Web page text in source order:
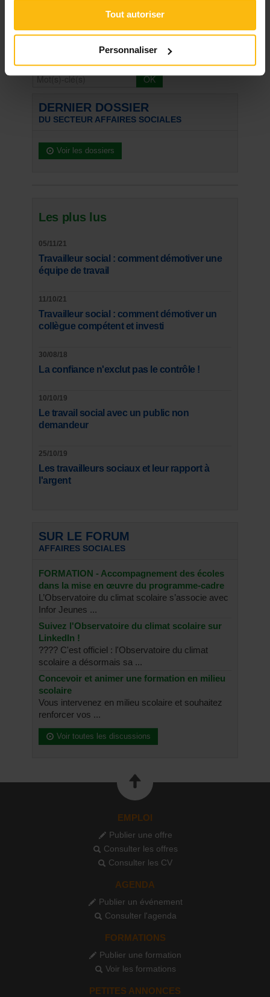
Tout autoriser
Personnaliser
Signaler
« Retour
Rechercher
DERNIER DOSSIER
DU SECTEUR AFFAIRES SOCIALES
Voir les dossiers
Les plus lus
05/11/21
Travailleur social : comment démotiver une
équipe de travail
11/10/21
Travailleur social : comment démotiver un
collègue compétent et investi
30/08/18
La confiance n'exclut pas le contrôle !
10/10/19
Le travail social avec un public non
demandeur
25/10/19
Les travailleurs sociaux et leur rapport à
l'argent
SUR LE FORUM
AFFAIRES SOCIALES
FORMATION - Accompagnement des écoles
dans la mise en œuvre du programme-cadre
L’Observatoire du climat scolaire s’associe avec
Infor Jeunes ...
Suivez l'Observatoire du climat scolaire sur
LinkedIn !
???? C'est officiel : l'Observatoire du climat
scolaire a désormais sa ...
Concevoir et animer une formation en milieu
scolaire
Vous intervenez en milieu scolaire et souhaitez
renforcer vos ...
Voir toutes les discussions
EMPLOI
Publier une offre
Consulter les offres
Consulter les CV
AGENDA
Publier un événement
Consulter l'agenda
FORMATIONS
Publier une formation
Voir les formations
PETITES ANNONCES